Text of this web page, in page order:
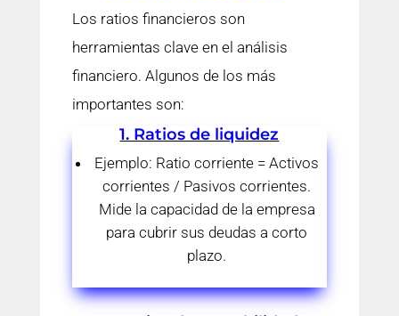
Los ratios financieros son
herramientas clave en el análisis
financiero. Algunos de los más
importantes son:
1. Ratios de liquidez
Ejemplo: Ratio corriente = Activos
corrientes / Pasivos corrientes.
Mide la capacidad de la empresa
para cubrir sus deudas a corto
plazo.